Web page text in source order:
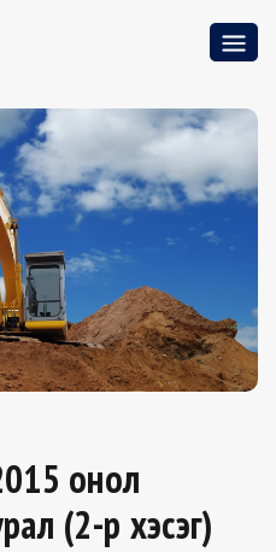
онол
(2-р хэсэг)